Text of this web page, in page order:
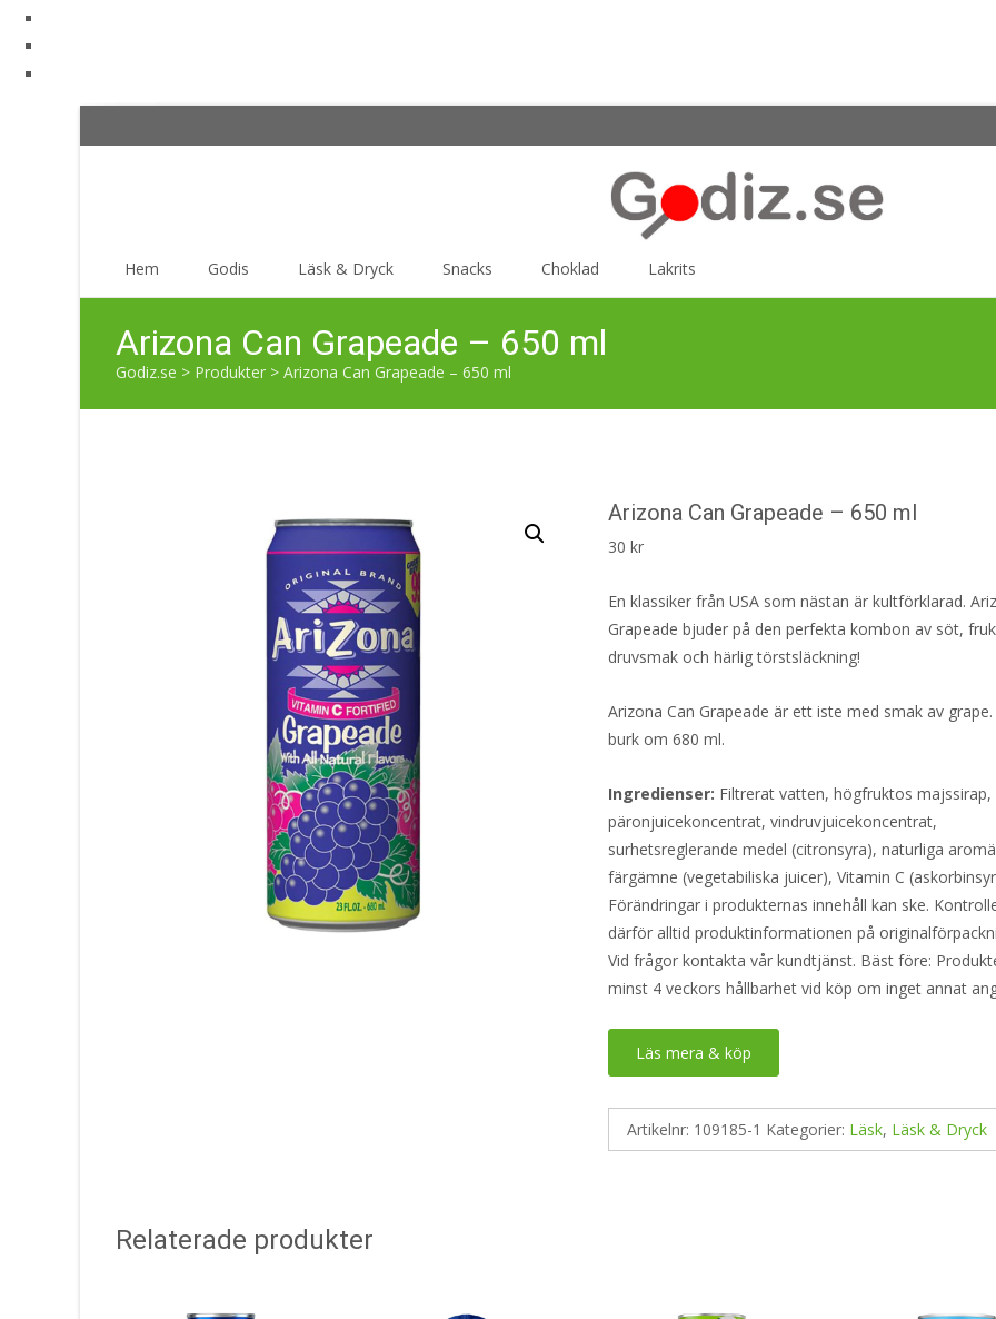
Hem Godis Läsk & Dryck Snacks Choklad Lakrits
Arizona Can Grapeade – 650 ml
Godiz.se > Produkter > Arizona Can Grapeade – 650 ml
Arizona Can Grapeade – 650 ml
30kr
En klassiker från USA som nästan är kultförklarad.
Grapeade bjuder på den perfekta kombon av söt,
druvsmak och härlig törstsläckning!
Arizona Can Grapeade är ett iste med smak av grape.
burk om 680 ml.
Ingredienser: Filtrerat vatten, högfruktos majssirap,
päronjuicekoncentrat, vindruvjuicekoncentrat,
surhetsreglerande medel (citronsyra), naturliga
färgämne (vegetabiliska juicer), Vitamin C
Förändringar i produkternas innehåll kan ske.
därför alltid produktinformationen på
Vid frågor kontakta vår kundtjänst. Bäst före:
minst 4 veckors hållbarhet vid köp om inget annat
Läs mera & köp
Artikelnr: 109185-1 Kategorier: Läsk, Läsk & Dryck
Relaterade produkter